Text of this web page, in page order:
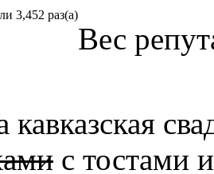
3,452 раз(а)
Вес
кавказская
с тостами